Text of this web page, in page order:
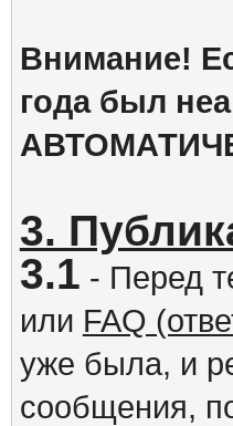
Внимание!
года был
3.
3.1 - Перед
или FAQ
уже была, и
сообщения,